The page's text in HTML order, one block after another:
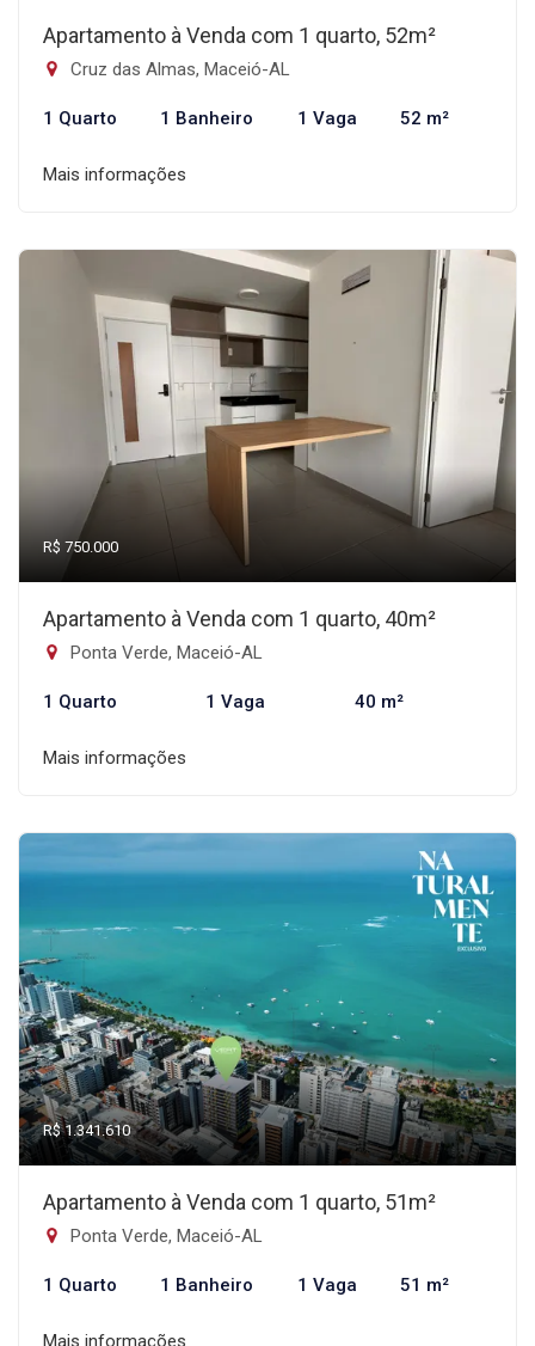
Apartamento à Venda com 1 quarto, 52m²
Cruz das Almas, Maceió-AL
1 Quarto 1 Banheiro 1 Vaga 52 m²
Mais informações
R$ 750.000
Apartamento à Venda com 1 quarto, 40m²
Ponta Verde, Maceió-AL
1 Quarto 1 Vaga 40 m²
Mais informações
R$ 1.341.610
Apartamento à Venda com 1 quarto, 51m²
Ponta Verde, Maceió-AL
1 Quarto 1 Banheiro 1 Vaga 51 m²
Mais informações